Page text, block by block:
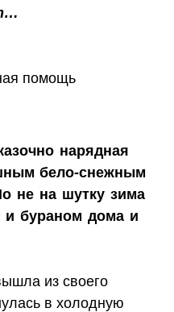
нарядная
бело-снежным
не на шутку зима
и бураном дома и
из своего
в холодную